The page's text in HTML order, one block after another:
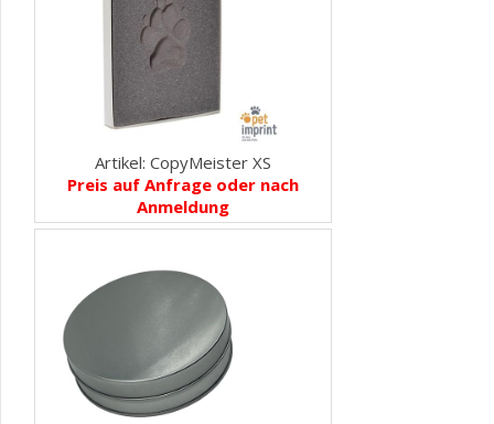
Artikel: CopyMeister XS
Preis auf Anfrage oder nach
Anmeldung